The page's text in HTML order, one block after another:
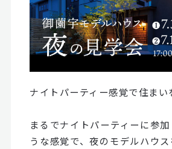
ナイトパーティー感覚で住まい
まるでナイトパーティーに参
うな感覚で、夜のモデルハウ